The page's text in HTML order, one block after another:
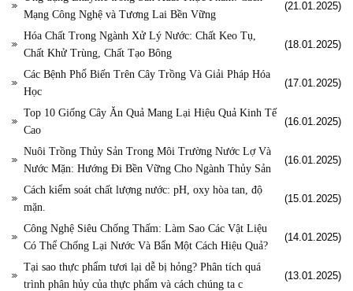
Mạng Công Nghệ và Tương Lai Bền Vững
(21.01.2025)
Hóa Chất Trong Ngành Xử Lý Nước: Chất Keo Tụ,
Chất Khử Trùng, Chất Tạo Bông
(18.01.2025)
Các Bệnh Phổ Biến Trên Cây Trồng Và Giải Pháp Hóa
Học
(17.01.2025)
Top 10 Giống Cây Ăn Quả Mang Lại Hiệu Quả Kinh Tế
Cao
(16.01.2025)
Nuôi Trồng Thủy Sản Trong Môi Trường Nước Lợ Và
Nước Mặn: Hướng Đi Bền Vững Cho Ngành Thủy Sản
(16.01.2025)
Cách kiểm soát chất lượng nước: pH, oxy hòa tan, độ
mặn.
(15.01.2025)
Công Nghệ Siêu Chống Thấm: Làm Sao Các Vật Liệu
Có Thể Chống Lại Nước Và Bẩn Một Cách Hiệu Quả?
(14.01.2025)
Tại sao thực phẩm tươi lại dễ bị hỏng? Phân tích quá
trình phân hủy của thực phẩm và cách chúng ta c
(13.01.2025)